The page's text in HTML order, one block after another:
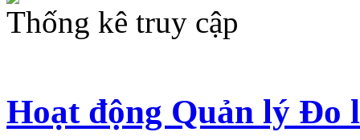
Thống kê truy cập
Hoạt động Quản lý Đo